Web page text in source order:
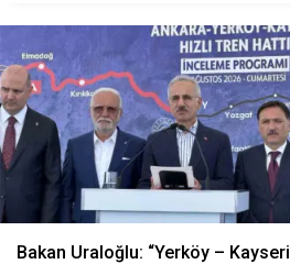
Bakan Uraloğlu: “Yerköy – Kayseri